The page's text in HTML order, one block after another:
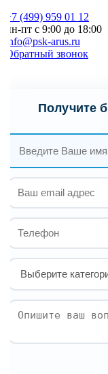
(499) 959 01 12
пт с 9:00 до 18:00
arus.ru
звонок
Получите